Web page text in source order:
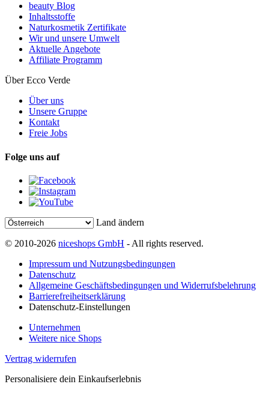
beauty Blog
Inhaltsstoffe
Naturkosmetik Zertifikate
Wir und unsere Umwelt
Aktuelle Angebote
Affiliate Programm
Über Ecco Verde
Über uns
Unsere Gruppe
Kontakt
Freie Jobs
Folge uns auf
Land ändern
© 2010-2026 niceshops GmbH - All rights reserved.
Impressum und Nutzungsbedingungen
Datenschutz
Allgemeine Geschäftsbedingungen und Widerrufsbelehrung
Barrierefreiheitserklärung
Datenschutz-Einstellungen
Unternehmen
Weitere nice Shops
Vertrag widerrufen
Personalisiere dein Einkaufserlebnis